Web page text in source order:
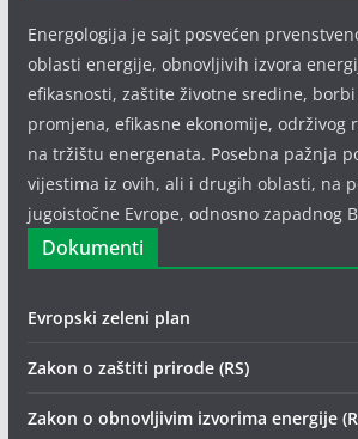
Energologija je sajt posvećen
oblasti energije, obnovljivih izvora
efikasnosti, zaštite životne sredine,
promjena, efikasne ekonomije, održivog
na tržištu energenata. Posebna pažnja
vijestima iz ovih, ali i drugih oblasti, na
jugoistočne Evrope, odnosno zapadnog
Dokumenti
Evropski zeleni plan
Zakon o zaštiti prirode (RS)
Zakon o obnovljivim izvorima energije